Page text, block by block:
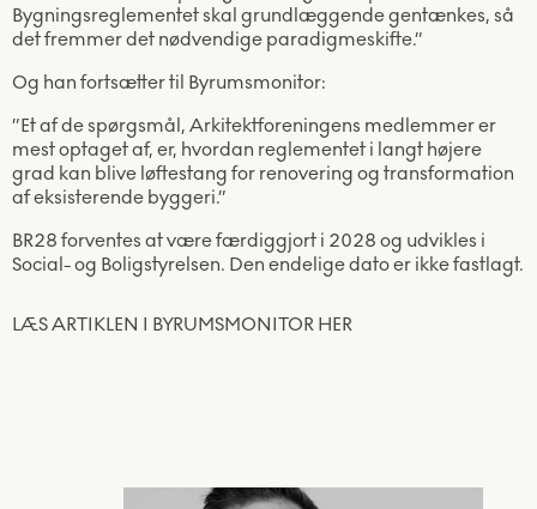
Bygningsreglementet skal grundlæggende gentænkes, så
det fremmer det nødvendige paradigmeskifte.”
Og han fortsætter til Byrumsmonitor:
”Et af de spørgsmål, Arkitektforeningens medlemmer er
mest optaget af, er, hvordan reglementet i langt højere
grad kan blive løftestang for renovering og transformation
af eksisterende byggeri.”
BR28 forventes at være færdiggjort i 2028 og udvikles i
Social- og Boligstyrelsen. Den endelige dato er ikke fastlagt.
LÆS ARTIKLEN I BYRUMSMONITOR HER